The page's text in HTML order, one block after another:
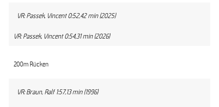
VR: Passek, Vincent 0:52,42 min (2025)
VR: Passek, Vincent 0:54,31 min (2026)
200m Rücken
VR: Braun, Ralf 1:57,13 min (1996)